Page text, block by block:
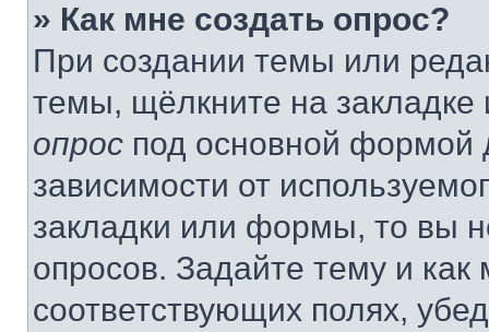
» Как мне создать опрос?
При создании темы или
темы, щёлкните на
опрос под основной формой
зависимости от
закладки или формы, то вы
опросов. Задайте тему и
соответствующих полях,